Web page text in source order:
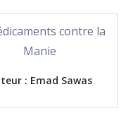
: Emad Sawas